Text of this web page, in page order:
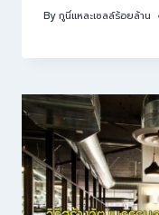
Byกูนี่แหละเซลล์ร้อยล้าน